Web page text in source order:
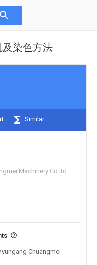
染色方法
Similar
Machinery Co ltd
Chuangmei